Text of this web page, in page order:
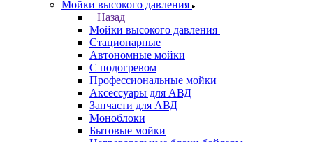
Мойки высокого давления
Назад
Мойки высокого давления
Стационарные
Автономные мойки
С подогревом
Профессиональные мойки
Аксессуары для АВД
Запчасти для АВД
Моноблоки
Бытовые мойки